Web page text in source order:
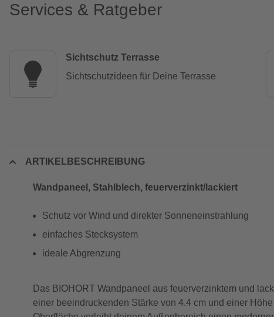
Services & Ratgeber
Sichtschutz Terrasse
Sichtschutzideen für Deine Terrasse
ARTIKELBESCHREIBUNG
Wandpaneel, Stahlblech, feuerverzinkt/lackiert
Schutz vor Wind und direkter Sonneneinstrahlung
einfaches Stecksystem
ideale Abgrenzung
Das BIOHORT Wandpaneel aus feuerverzinktem und
einer beeindruckenden Stärke von 4.4 cm und einer